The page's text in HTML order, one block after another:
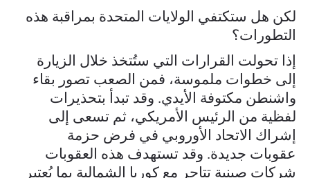
لكن هل ستكتفي الولايات المتحدة بمراقبة هذه
التطورات؟
إذا تحولت القرارات التي ستُتخذ خلال الزيارة
إلى خطوات ملموسة، فمن الصعب تصور بقاء
واشنطن مكتوفة الأيدي. وقد تبدأ بتحذيرات
لفظية من الرئيس الأمريكي، ثم تسعى إلى
إشراك الاتحاد الأوروبي في فرض حزمة
عقوبات جديدة. وقد تستهدف هذه العقوبات
شركات صينية تتاجر مع كوريا الشمالية بما يُعتبر